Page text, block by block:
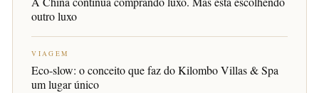
outro luxo
VIAGEM
Eco-slow: o conceito que faz do Kilombo Villas & Spa
um lugar único